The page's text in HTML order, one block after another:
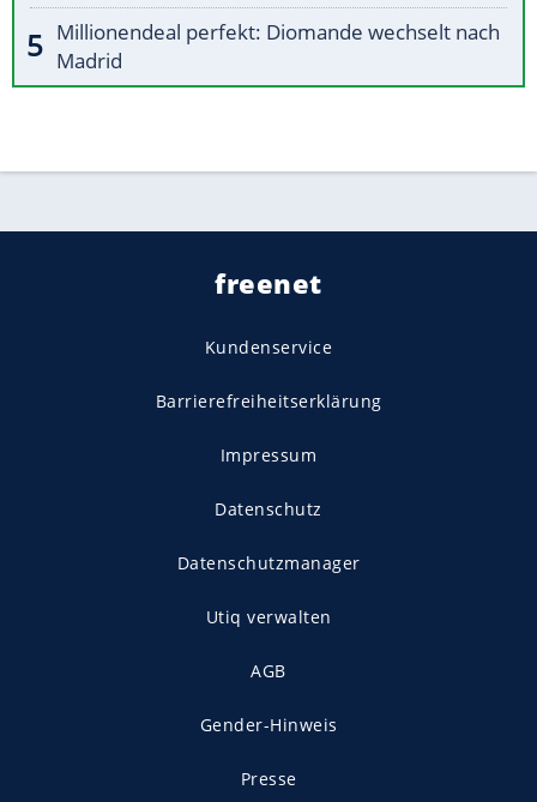
Millionendeal perfekt: Diomande wechselt nach
Madrid
freenet
Kundenservice
Barrierefreiheitserklärung
Impressum
Datenschutz
Datenschutzmanager
Utiq verwalten
AGB
Gender-Hinweis
Presse